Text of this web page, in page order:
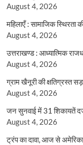
August 4, 2026
महिलाएँ : सामाजिक स्थिरता
August 4, 2026
उत्तराखण्ड : आध्यात्मिक
August 4, 2026
ग्राम खैनूरी की क्षतिग्रस्त
August 4, 2026
जन सुनवाई में 31 शिकायतें
August 4, 2026
ट्रंप का दावा, आज से